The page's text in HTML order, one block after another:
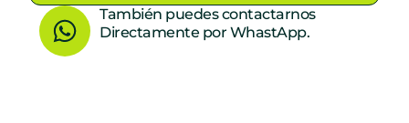
W
h
También puedes contactarnos
Directamente por WhastApp.